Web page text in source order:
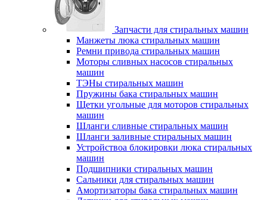
Запчасти для стиральных машин
Манжеты люка стиральных машин
Ремни привода стиральных машин
Моторы сливных насосов стиральных
машин
ТЭНы стиральных машин
Пружины бака стиральных машин
Щетки угольные для моторов стиральных
машин
Шланги сливные стиральных машин
Шланги заливные стиральных машин
Устройствоа блокировки люка стиральных
машин
Подшипники стиральных машин
Сальники для стиральных машин
Амортизаторы бака стиральных машин